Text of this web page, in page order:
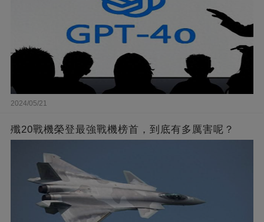
2024/05/21
殲20戰機榮登最強戰機榜首，到底有多厲害呢？